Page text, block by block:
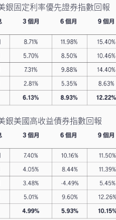
銀固定利率優先證券指數回報
銀美國高收益債券指數回報